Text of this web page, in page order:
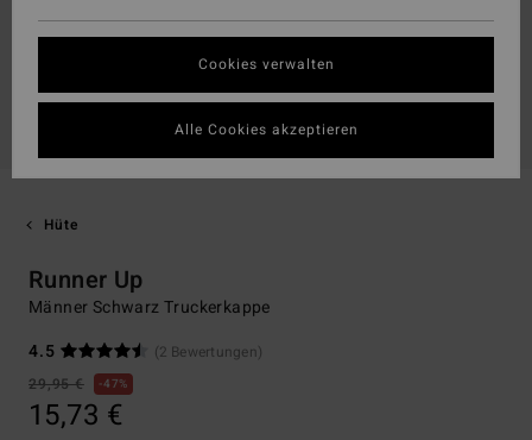
Hüte
Runner Up
Männer Schwarz Truckerkappe
4.5
(2 Bewertungen)
29,95 €
47%
15,73 €
Cookies verwalten
Alle Cookies akzeptieren